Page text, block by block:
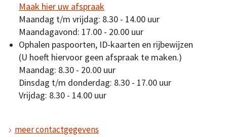
Maak hier uw afspraak
Maandag t/m vrijdag: 8.30 - 14.00 uur
Maandagavond: 17.00 - 20.00 uur
Ophalen paspoorten, ID-kaarten en rijbewijzen
(U hoeft hiervoor geen afspraak te maken.)
Maandag: 8.30 - 20.00 uur
Dinsdag t/m donderdag: 8.30 - 17.00 uur
Vrijdag: 8.30 - 14.00 uur
meer contactgegevens